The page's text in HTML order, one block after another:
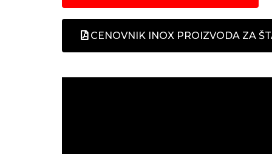
CENOVNIK INOX PROIZVODA ZA